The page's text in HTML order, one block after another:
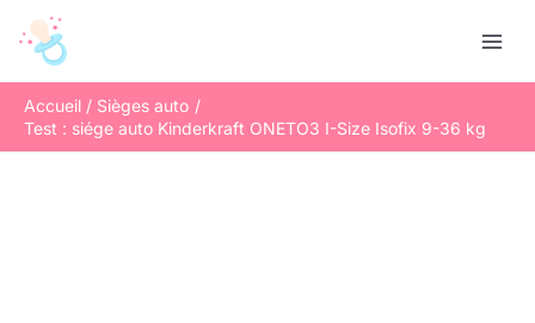
Accueil
Sièges auto
Test : siége auto Kinderkraft ONETO3 I-Size Isofix 9-36 kg
e
c
h
e